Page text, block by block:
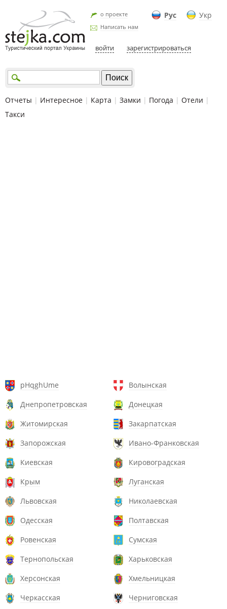
Рус Укр
о проекте
Написать нам
войти зарегистрироваться
Отчеты | Интересное | Карта | Замки | Погода | Отели |
Такси
pHqghUme
Волынская
Днепропетровская
Донецкая
Житомирская
Закарпатская
Запорожская
Ивано-Франковская
Киевская
Кировоградская
Крым
Луганская
Львовская
Николаевская
Одесская
Полтавская
Ровенская
Сумская
Тернопольская
Харьковская
Херсонская
Хмельницкая
Черкасская
Черниговская